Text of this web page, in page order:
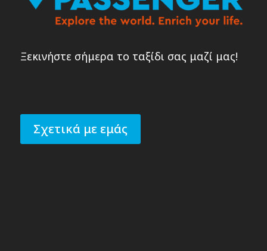
Ξεκινήστε σήμερα το ταξίδι σας μαζί μας!
Σχετικά με εμάς